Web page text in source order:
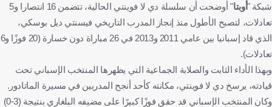
شبكة "أوبتا
" أوضحت أن سلسلة دي لا فوينتي الحالية، تتضمن 16 انتصارا و5
تعادلات، لتصبح الأطول منذ إنجاز المدرب التاريخي فيسنتي ديل بوسكي،
الذي قاد إسبانيا بين عامي 2011 و2013 في 26 مباراة دون خسارة (20 فوزًا و6
تعادلات).
وبهذا الأداء الثابت والصلابة الجماعية التي يظهرها المنتخب الإسباني تحت
قيادته، يرسخ دي لا فوينتي، مكانته كأحد أنجح المدربين في مسيرة الماتادور.
وكان المنتخب الإسباني قد حقق فوزًا كبيرًا على مضيفه البلغاري بنتيجة (3-0)